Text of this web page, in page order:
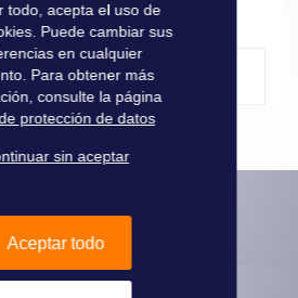
prácticas
todo, acepta el uso de
Puede cambiar sus
en cualquier
Para obtener más
consulte la página
protección de datos
sin aceptar
Aceptar todo